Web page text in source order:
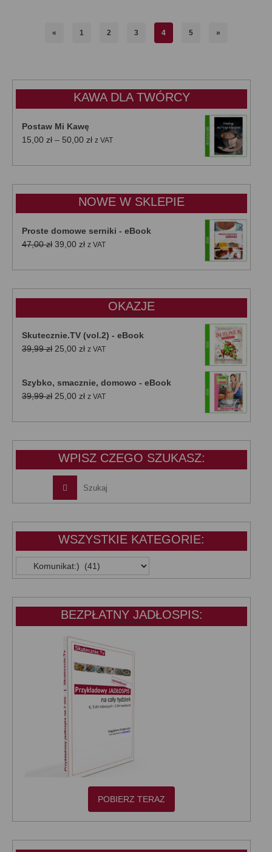
« 1 2 3 4 5 »
KAWA DLA TWÓRCY
Postaw Mi Kawę
15,00 zł – 50,00 złZakres
od
do
50,00 zł
z VAT
NOWE W SKLEPIE
Proste domowe serniki - eBook
47,00zł Pierwotna
wynosiła:
39,00 złAktualna
wynosi:
z VAT
OKAZJE
Skutecznie.TV (vol.2) - eBook
39,99zł Pierwotna
39,99 zł.
25,00 złAktualna
25,00 zł.
z VAT
Szybko, smacznie, domowo - eBook
39,99zł Pierwotna
wynosiła:
25,00 złAktualna
wynosi:
z VAT
WPISZ CZEGO SZUKASZ:
WSZYSTKIE KATEGORIE:
WSZYSTKIE
KATEGORIE:
BEZPŁATNY JADŁOSPIS:
POBIERZ TERAZ